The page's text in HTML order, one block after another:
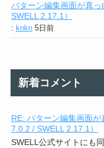
パターン編集画面が真
SWELL 2.17.1）
: knkn 5日前
新着コメント
RE: パターン編集画面
7.0.2 / SWELL 2.17.1）
SWELL公式サイトにも